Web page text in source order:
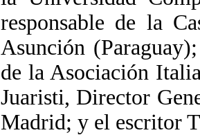
responsable de la
Asunción
de la Asociación
Juaristi, Director
Madrid; y el escritor